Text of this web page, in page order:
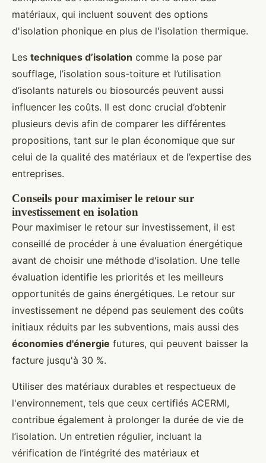
matériaux, qui incluent souvent des options
d'isolation phonique en plus de l'isolation thermique.
Les techniques d’isolation comme la pose par
soufflage, l’isolation sous-toiture et l’utilisation
d’isolants naturels ou biosourcés peuvent aussi
influencer les coûts. Il est donc crucial d’obtenir
plusieurs devis afin de comparer les différentes
propositions, tant sur le plan économique que sur
celui de la qualité des matériaux et de l’expertise des
entreprises.
Conseils pour maximiser le retour sur
investissement en isolation
Pour maximiser le retour sur investissement, il est
conseillé de procéder à une évaluation énergétique
avant de choisir une méthode d'isolation. Une telle
évaluation identifie les priorités et les meilleurs
opportunités de gains énergétiques. Le retour sur
investissement ne dépend pas seulement des coûts
initiaux réduits par les subventions, mais aussi des
économies d'énergie futures, qui peuvent baisser la
facture jusqu'à 30 %.
Utiliser des matériaux durables et respectueux de
l'environnement, tels que ceux certifiés ACERMI,
contribue également à prolonger la durée de vie de
l’isolation. Un entretien régulier, incluant la
vérification de l’intégrité des matériaux et